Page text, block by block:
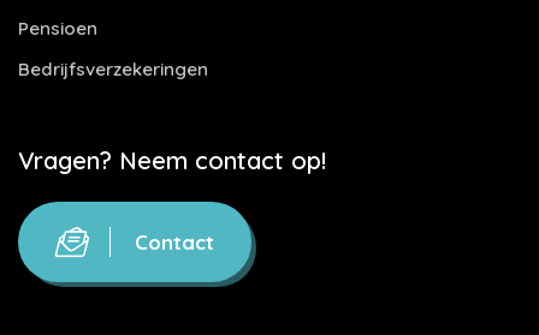
Pensioen
Bedrijfsverzekeringen
Vragen? Neem contact op!
Contact